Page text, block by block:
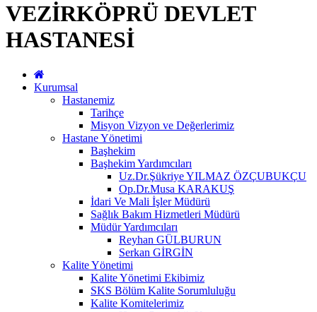
VEZİRKÖPRÜ DEVLET
HASTANESİ
Kurumsal
Hastanemiz
Tarihçe
Misyon Vizyon ve Değerlerimiz
Hastane Yönetimi
Başhekim
Başhekim Yardımcıları
Uz.Dr.Şükriye YILMAZ ÖZÇUBUKÇU
Op.Dr.Musa KARAKUŞ
İdari Ve Mali İşler Müdürü
Sağlık Bakım Hizmetleri Müdürü
Müdür Yardımcıları
Reyhan GÜLBURUN
Serkan GİRGİN
Kalite Yönetimi
Kalite Yönetimi Ekibimiz
SKS Bölüm Kalite Sorumluluğu
Kalite Komitelerimiz